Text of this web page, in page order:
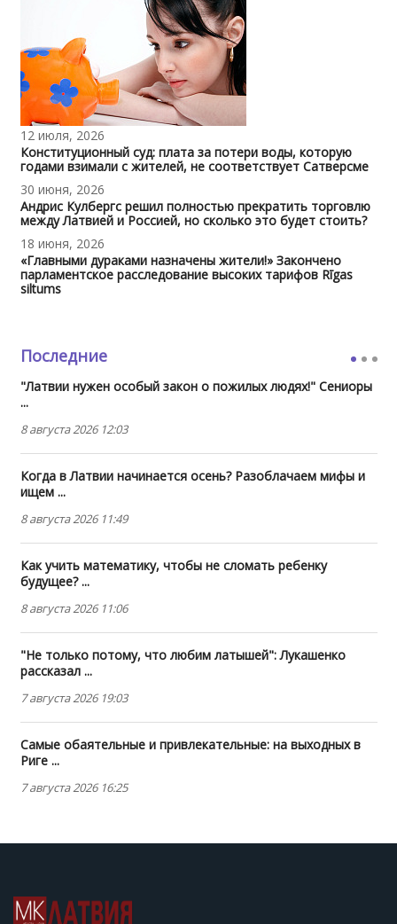
12 июля, 2026
Конституционный суд: плата за потери воды, которую
годами взимали с жителей, не соответствует Сатверсме
30 июня, 2026
Андрис Кулбергс решил полностью прекратить торговлю
между Латвией и Россией, но сколько это будет стоить?
18 июня, 2026
«Главными дураками назначены жители!» Закончено
парламентское расследование высоких тарифов Rīgas
siltums
Последние
"Латвии нужен особый закон о пожилых людях!" Сениоры
...
8 августа 2026 12:03
Когда в Латвии начинается осень? Разоблачаем мифы и
ищем ...
8 августа 2026 11:49
Как учить математику, чтобы не сломать ребенку
будущее? ...
8 августа 2026 11:06
"Не только потому, что любим латышей": Лукашенко
рассказал ...
7 августа 2026 19:03
Самые обаятельные и привлекательные: на выходных в
Риге ...
7 августа 2026 16:25